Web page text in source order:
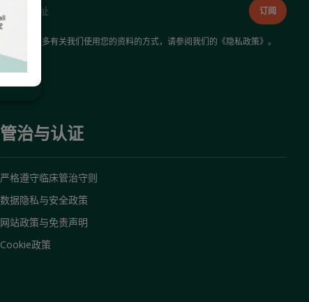
如需了解更多有关我们使用您的资料的方式，请参阅我们的《隐私政策》。
管治与认证
严格遵守临床管治守则
数据隐私与安全政策
网站政策与免责声明
Cookie政策